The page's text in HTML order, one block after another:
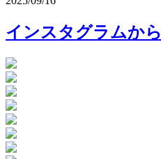
インスタグラムから